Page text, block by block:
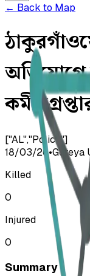
← Back to Map
অভিযোগে
কর্মী
["AL","Police"]
18/03/26•Goreya
Killed
0
Injured
0
Summary